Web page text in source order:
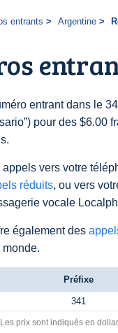
entrants Argentine
entrant dans le
pour des $6.00
vers votre
réduits, ou vers
vocale
également des
monde.
Préfixe
341
Les prix sont indiqués en